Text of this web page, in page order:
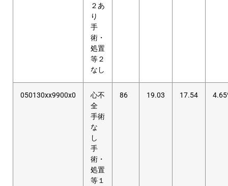
２あ
り
手
術・
処置
等２
なし
050130xx9900x0
心不
全
手術
な
し
手
術・
処置
等１
86 19.03 17.54